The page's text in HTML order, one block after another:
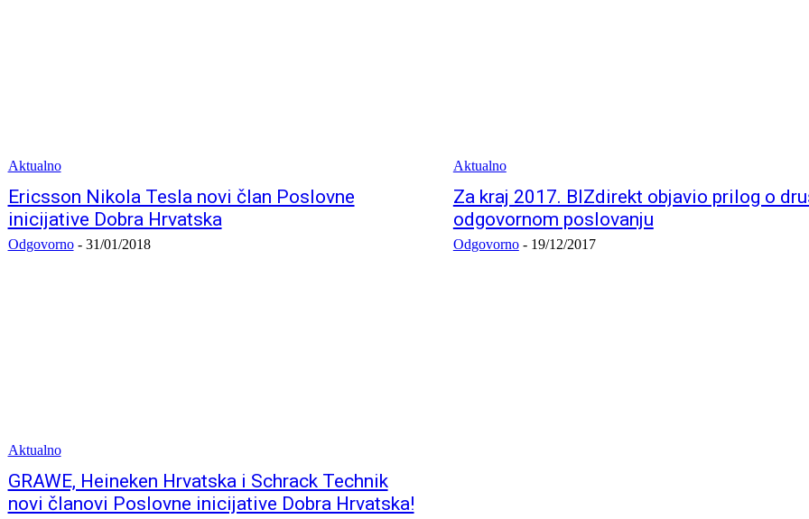
Aktualno
Ericsson Nikola Tesla novi član Poslovne
inicijative Dobra Hrvatska
Odgovorno - 31/01/2018
Aktualno
Za kraj 2017. BIZdirekt objavio prilog o
odgovornom poslovanju
Odgovorno - 19/12/2017
Aktualno
GRAWE, Heineken Hrvatska i Schrack Technik
novi članovi Poslovne inicijative Dobra Hrvatska!